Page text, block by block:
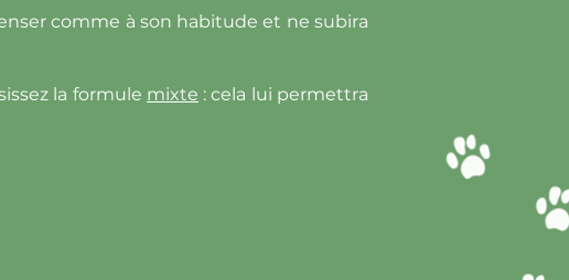
comme à son habitude et ne subira
la formule mixte : cela lui permettra